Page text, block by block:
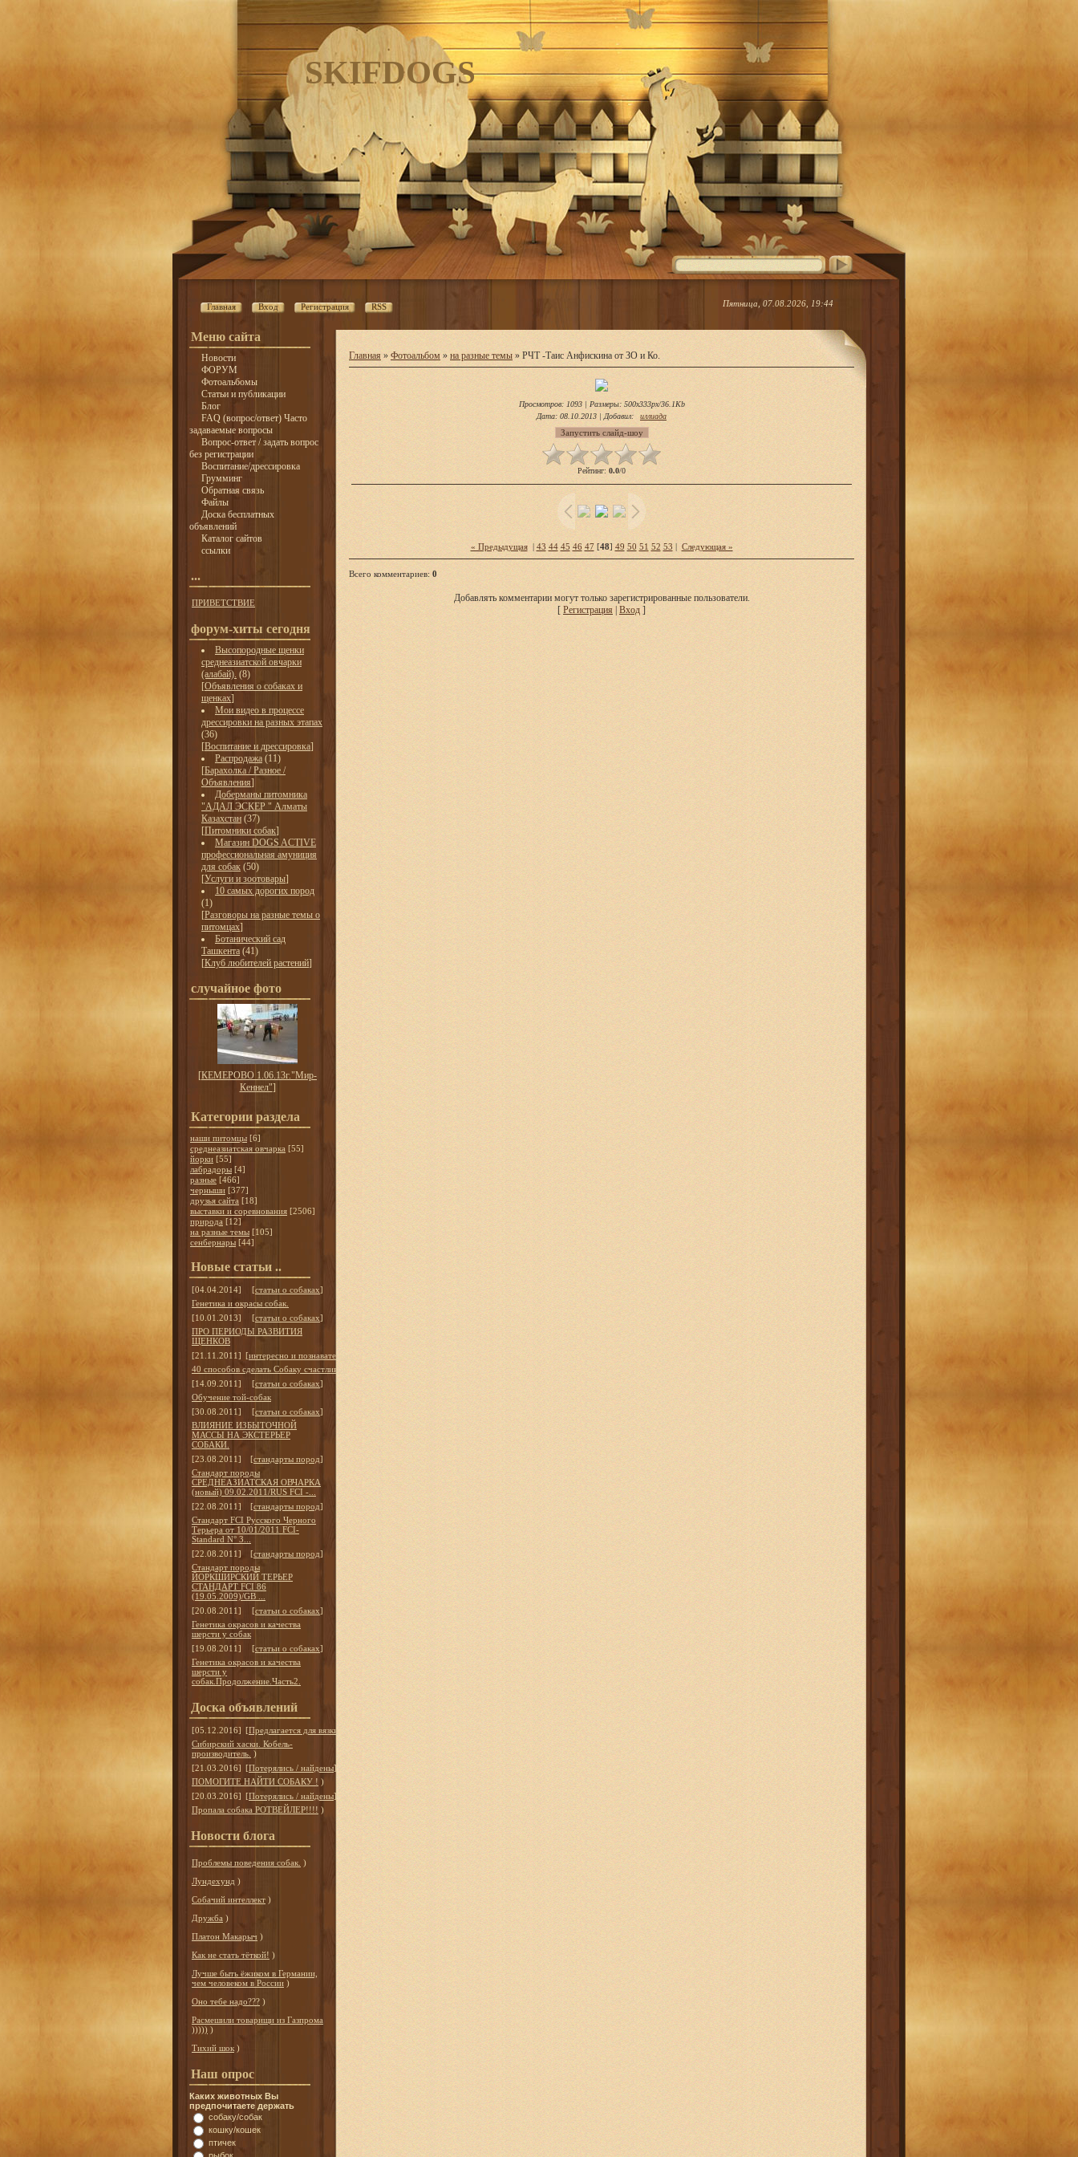
SKIFDOGS
Главная Вход Регистрация RSS Пятница, 07.08.2026, 19:44
Меню сайта
Новости
ФОРУМ
Фотоальбомы
Статьи и публикации
Блог
FAQ (вопрос/ответ) Часто
задаваемые вопросы
Вопрос-ответ / задать вопрос
без регистрации
Воспитание/дрессировка
Грумминг
Обратная связь
Файлы
Доска бесплатных
объявлений
Каталог сайтов
ссылки
...
ПРИВЕТСТВИЕ
форум-хиты сегодня
Высопородные щенки
среднеазиатской овчарки
(алабай). (8)
[Объявления о собаках и
щенках]
Мои видео в процессе
дрессировки на разных этапах
(36)
[Воспитание и дрессировка]
Распродажа (11)
[Барахолка / Разное /
Объявления]
Доберманы питомника
"АДАЛ ЭСКЕР " Алматы
Казахстан (37)
[Питомники собак]
Магазин DOGS ACTIVE
профессиональная амуниция
для собак (50)
[Услуги и зоотовары]
10 самых дорогих пород
(1)
[Разговоры на разные темы о
питомцах]
Ботанический сад
Ташкента (41)
[Клуб любителей растений]
случайное фото
[КЕМЕРОВО 1.06.13г."Мир-
Кеннел"]
Категории раздела
наши питомцы [6]
среднеазиатская овчарка [55]
йорки [55]
лабрадоры [4]
разные [466]
черныши [377]
друзья сайта [18]
выставки и соревнования [2506]
природа [12]
на разные темы [105]
сенбернары [44]
Новые статьи ..
[04.04.2014] [статьи о собаках]
Генетика и окрасы собак.
[10.01.2013]
[статьи о собаках]
ПРО ПЕРИОДЫ РАЗВИТИЯ
ЩЕНКОВ
[21.11.2011] [интересно и познавательно
40 способов сделать Собаку счастливой
[14.09.2011]
[статьи о собаках]
Обучение той-собак
[30.08.2011]
[статьи о собаках]
ВЛИЯНИЕ ИЗБЫТОЧНОЙ
МАССЫ НА ЭКСТЕРЬЕР
СОБАКИ.
[23.08.2011]
[стандарты пород]
Стандарт породы
СРЕДНЕАЗИАТСКАЯ ОВЧАРКА
(новый) 09.02.2011/RUS FCI -...
[22.08.2011]
[стандарты пород]
Стандарт FCI Русского Черного
Терьера от 10/01/2011 FCI-
Standard N° 3...
[22.08.2011]
[стандарты пород]
Стандарт породы
ЙОРКШИРСКИЙ ТЕРЬЕР
СТАНДАРТ FCI 86
(19.05.2009)/GB ...
[20.08.2011]
[статьи о собаках]
Генетика окрасов и качества
шерсти у собак
[19.08.2011]
[статьи о собаках]
Генетика окрасов и качества
шерсти у
собак.Продолжение.Часть2.
Доска объявлений
[05.12.2016] [Предлагается для вязки
Сибирский хаски. Кобель-
производитель. )
[21.03.2016] [Потерялись / найдены]
ПОМОГИТЕ НАЙТИ СОБАКУ ! )
[20.03.2016] [Потерялись / найдены]
Пропала собака РОТВЕЙЛЕР!!!! )
Новости блога
Проблемы поведения собак. )
Лундехунд )
Собачий интеллект )
Дружба )
Платон Макарыч )
Как не стать тёткой! )
Лучше быть ёжиком в Германии,
чем человеком в России )
Оно тебе надо??? )
Расмешили товарищи из Газпрома
))))) )
Тихий шок )
Наш опрос
Каких животных Вы
предпочитаете держать
собаку/собак
кошку/кошек
птичек
Главная » Фотоальбом » на разные темы » РЧТ -Таис Анфискина от ЗО и Ко.
Просмотров: 1093 | Размеры: 500x333px/36.1Kb
Дата: 08.10.2013 | Добавил: иллиада
Рейтинг: 0.0/0
« Предыдущая| 43 44 45 46 47[48] 49 50 51 52 53 | Следующая »
Всего комментариев: 0
Добавлять комментарии могут только зарегистрированные пользователи.
[ Регистрация Вход ]